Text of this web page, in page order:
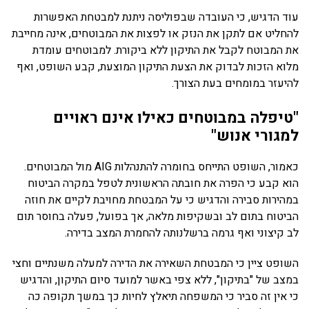
עוד הדגיש, כי העובדה שבפוליסה ניתנת למבטחת האפשרות
להחליט אם לתקן את הנזק או לפצות את המבוטחים, אינה מחייבת
את המבוטח לקבל את התיקון ללא ביקורת. למבוטחים עומדת
מלוא הזכות לבדוק את הצעת התיקון המוצעת, קבע השופט, ואף
להיעזר במומחים בעת הצורך.
"טיפלה במבוטחים כאילו אינם ראויים
למגורי אנוש"
כאמור, השופט התייחס בחומרה להתנהלות AIG מול המבוטחים.
הוא קבע כי הפרה את חובתה הראשונית לטפל במקרה הביטוח
במהירות סבירה והדגיש כי על המבטחת מחויבת לקיים את חוזה
הביטוח בתום לב ובשקיפות מלאה, אך בפועל, פעלה בחוסר תום
לב קיצוני ואף גרמה ברשלנותה להחמרת המצב בדירה.
השופט ציין כי המבטחת השאירה את הדירה למעלה משנתיים וחצי
במצב של "בתיקון", ללא צפי באשר למועד סיום התיקון, והדגיש
כי אין זה סביר כי המשפחה תיאלץ לחיות כך במשך תקופה כה